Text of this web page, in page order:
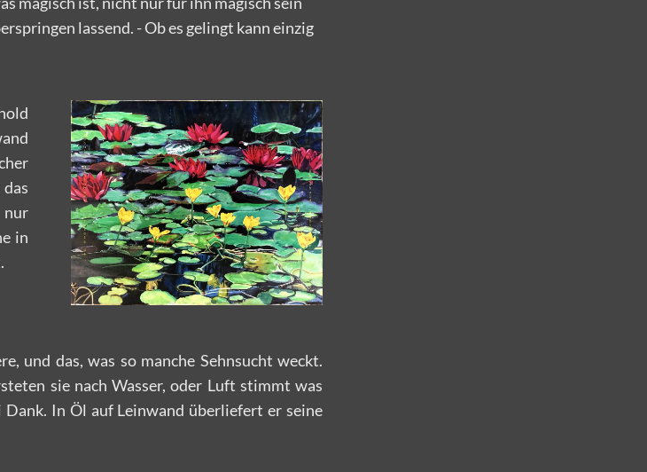
lassend. - Ob es gelingt kann einzig
in
und das, was so manche Sehnsucht weckt.
sie nach Wasser, oder Luft stimmt was
In Öl auf Leinwand überliefert er seine